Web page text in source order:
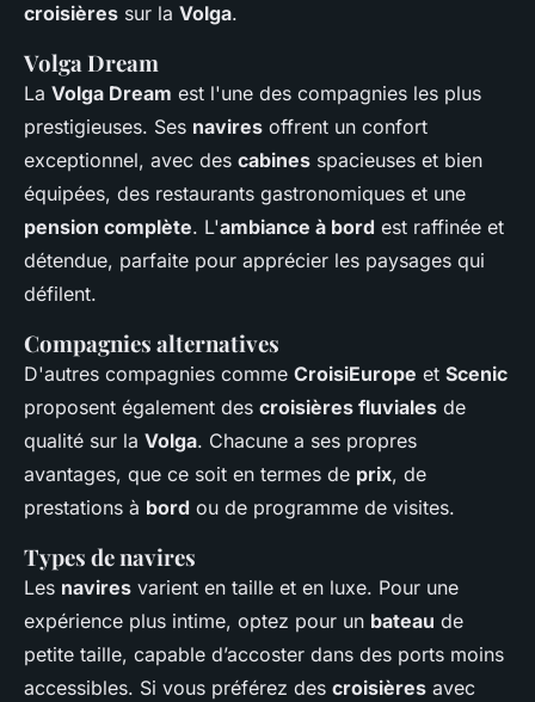
croisières sur la Volga.
Volga Dream
La Volga Dream est l'une des compagnies les plus
prestigieuses. Ses navires offrent un confort
exceptionnel, avec des cabines spacieuses et bien
équipées, des restaurants gastronomiques et une
pension complète. L'ambiance à bord est raffinée et
détendue, parfaite pour apprécier les paysages qui
défilent.
Compagnies alternatives
D'autres compagnies comme CroisiEurope et Scenic
proposent également des croisières fluviales de
qualité sur la Volga. Chacune a ses propres
avantages, que ce soit en termes de prix, de
prestations à bord ou de programme de visites.
Types de navires
Les navires varient en taille et en luxe. Pour une
expérience plus intime, optez pour un bateau de
petite taille, capable d’accoster dans des ports moins
accessibles. Si vous préférez des croisières avec